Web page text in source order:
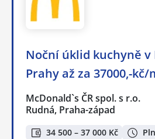
Noční úklid kuchyně v
Prahy až za 37000,-kč/
McDonald`s ČR spol. s r.o.
Rudná, Praha-západ
34 500 – 37 000 Kč